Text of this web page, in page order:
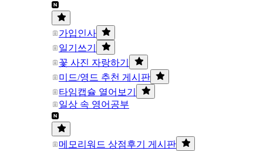
가입인사
일기쓰기
꽃 사진 자랑하기
미드/영드 추천 게시판
타임캡슐 열어보기
일상 속 영어공부
메모리워드 상점후기 게시판